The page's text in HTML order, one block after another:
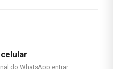
do WhatsApp entrar: